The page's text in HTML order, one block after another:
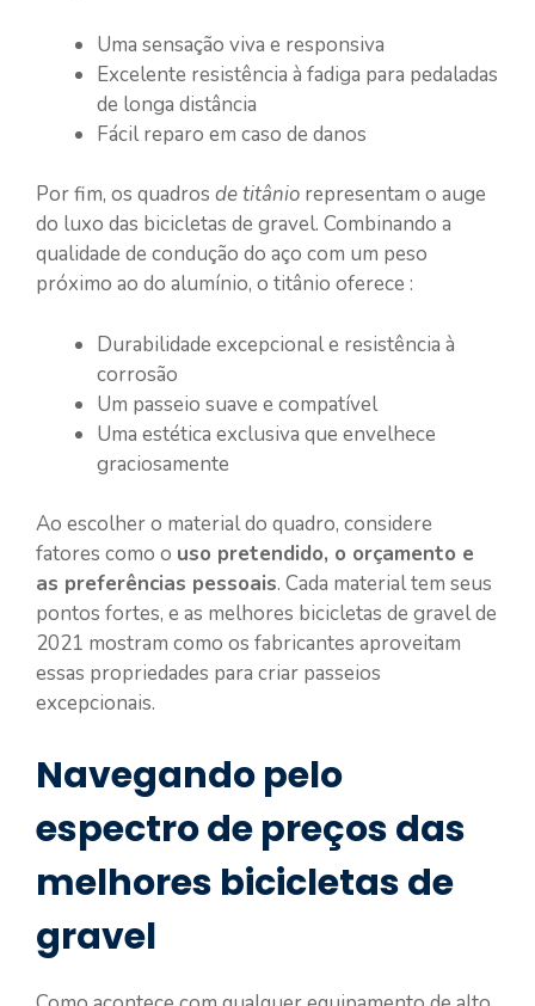
Uma sensação viva e responsiva
Excelente resistência à fadiga para pedaladas
de longa distância
Fácil reparo em caso de danos
Por fim, os quadros de titânio representam o auge
do luxo das bicicletas de gravel. Combinando a
qualidade de condução do aço com um peso
próximo ao do alumínio, o titânio oferece :
Durabilidade excepcional e resistência à
corrosão
Um passeio suave e compatível
Uma estética exclusiva que envelhece
graciosamente
Ao escolher o material do quadro, considere
fatores como o uso pretendido, o orçamento e
as preferências pessoais. Cada material tem seus
pontos fortes, e as melhores bicicletas de gravel de
2021 mostram como os fabricantes aproveitam
essas propriedades para criar passeios
excepcionais.
Navegando pelo
espectro de preços das
melhores bicicletas de
gravel